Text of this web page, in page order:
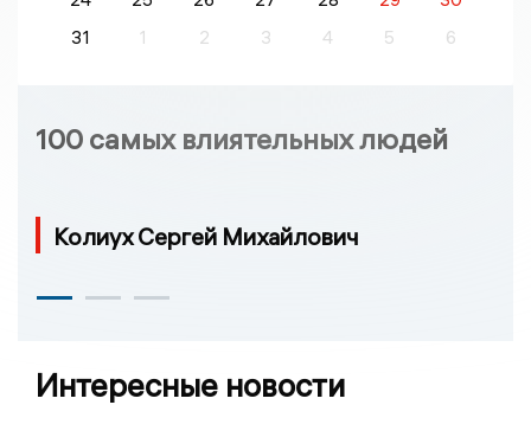
31
1 2 3 4 5 6
100 самых влиятельных людей
Колиух Сергей Михайлович
Интересные новости